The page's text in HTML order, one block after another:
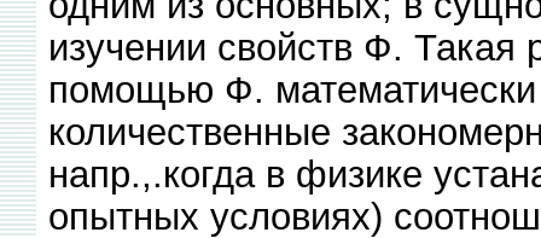
изучении свойств Ф. Такая
помощью Ф.
количественные
напр.,.когда в физике
опытных условиях)